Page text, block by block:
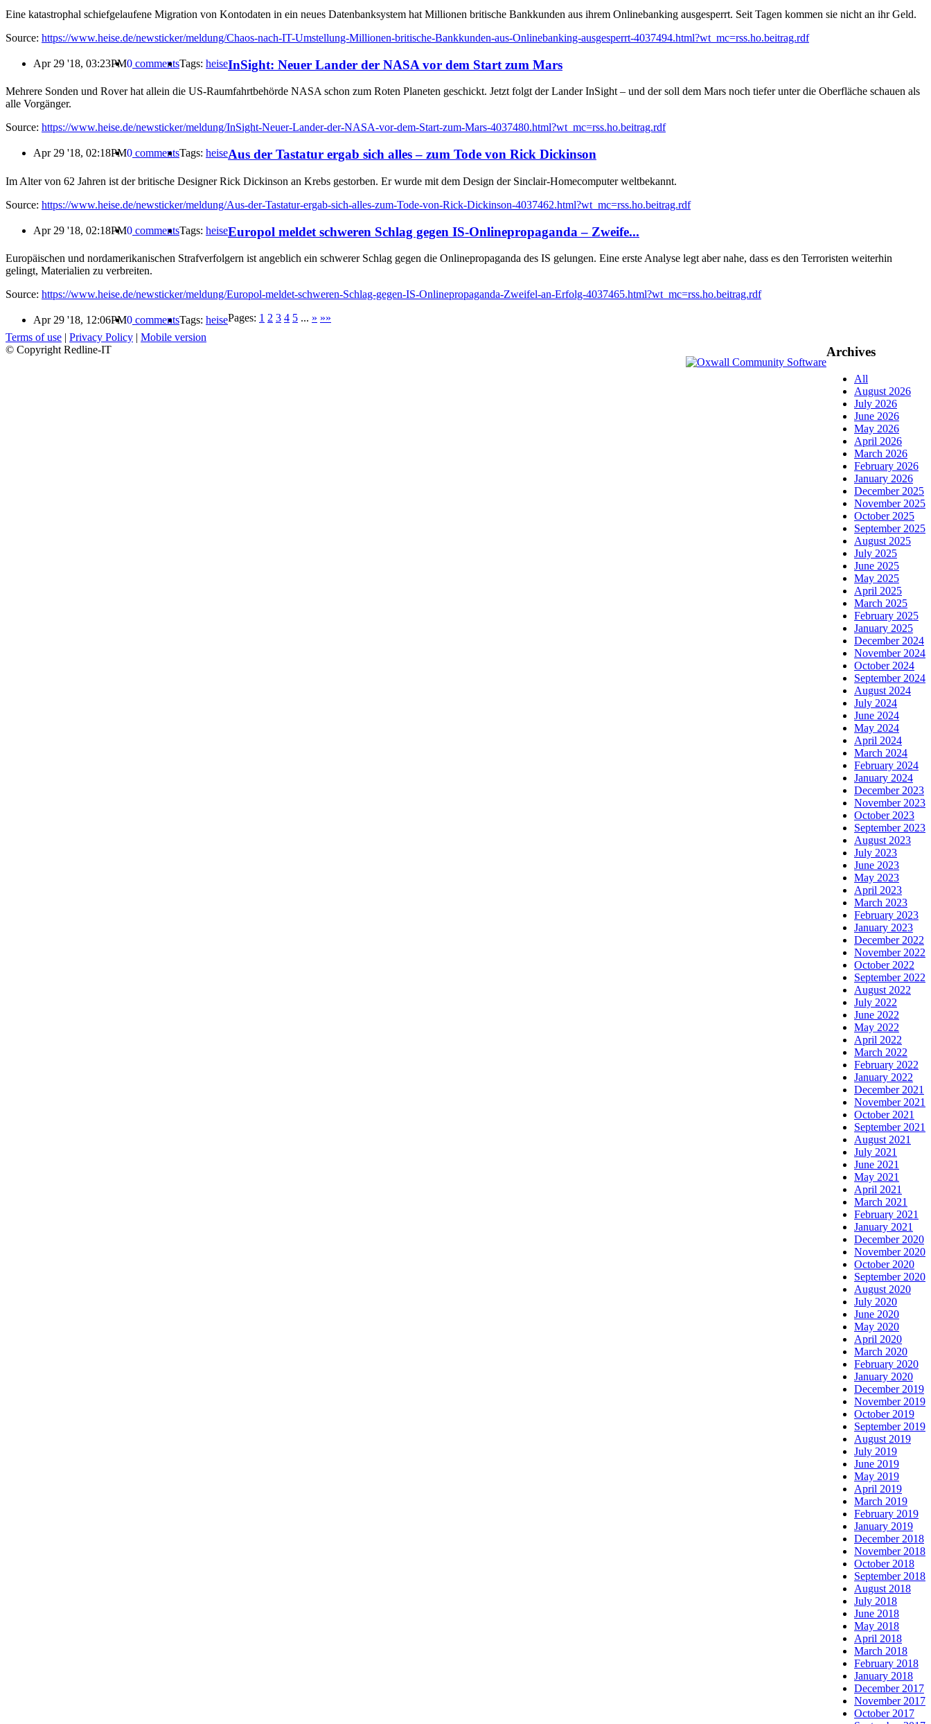
Eine katastrophal schiefgelaufene Migration von Kontodaten in ein neues Datenbanksystem hat Millionen britische Bankkunden aus ihrem Onlinebanking ausgesperrt. Seit Tagen kommen sie nicht an ihr Geld.
Source: https://www.heise.de/newsticker/meldung/Chaos-nach-IT-Umstellung-Millionen-britische-Bankkunden-aus-Onlinebanking-ausgesperrt-4037494.html?wt_mc=rss.ho.beitrag.rdf
Apr 29 '18, 03:23PM0 commentsTags: heiseInSight: Neuer Lander der NASA vor dem Start zum Mars
Mehrere Sonden und Rover hat allein die US-Raumfahrtbehörde NASA schon zum Roten Planeten geschickt. Jetzt folgt der Lander InSight – und der soll dem Mars noch tiefer unter die Oberfläche schauen als
alle Vorgänger.
Source: https://www.heise.de/newsticker/meldung/InSight-Neuer-Lander-der-NASA-vor-dem-Start-zum-Mars-4037480.html?wt_mc=rss.ho.beitrag.rdf
Apr 29 '18, 02:18PM0 commentsTags: heiseAus der Tastatur ergab sich alles – zum Tode von Rick Dickinson
Im Alter von 62 Jahren ist der britische Designer Rick Dickinson an Krebs gestorben. Er wurde mit dem Design der Sinclair-Homecomputer weltbekannt.
Source: https://www.heise.de/newsticker/meldung/Aus-der-Tastatur-ergab-sich-alles-zum-Tode-von-Rick-Dickinson-4037462.html?wt_mc=rss.ho.beitrag.rdf
Apr 29 '18, 02:18PM0 commentsTags: heiseEuropol meldet schweren Schlag gegen IS-Onlinepropaganda – Zweife...
Europäischen und nordamerikanischen Strafverfolgern ist angeblich ein schwerer Schlag gegen die Onlinepropaganda des IS gelungen. Eine erste Analyse legt aber nahe, dass es den Terroristen weiterhin
gelingt, Materialien zu verbreiten.
Source: https://www.heise.de/newsticker/meldung/Europol-meldet-schweren-Schlag-gegen-IS-Onlinepropaganda-Zweifel-an-Erfolg-4037465.html?wt_mc=rss.ho.beitrag.rdf
Apr 29 '18, 12:06PM0 commentsTags: heisePages: 1 2 3 4 5 ... » »»
Archives
All
August 2026
July 2026
June 2026
May 2026
April 2026
March 2026
February 2026
January 2026
December 2025
November 2025
October 2025
September 2025
August 2025
July 2025
June 2025
May 2025
April 2025
March 2025
February 2025
January 2025
December 2024
November 2024
October 2024
September 2024
August 2024
July 2024
June 2024
May 2024
April 2024
March 2024
February 2024
January 2024
December 2023
November 2023
October 2023
September 2023
August 2023
July 2023
June 2023
May 2023
April 2023
March 2023
February 2023
January 2023
December 2022
November 2022
October 2022
September 2022
August 2022
July 2022
June 2022
May 2022
April 2022
March 2022
February 2022
January 2022
December 2021
November 2021
October 2021
September 2021
August 2021
July 2021
June 2021
May 2021
April 2021
March 2021
February 2021
January 2021
December 2020
November 2020
October 2020
September 2020
August 2020
July 2020
June 2020
May 2020
April 2020
March 2020
February 2020
January 2020
December 2019
November 2019
October 2019
September 2019
August 2019
July 2019
June 2019
May 2019
April 2019
March 2019
February 2019
January 2019
December 2018
November 2018
October 2018
September 2018
August 2018
July 2018
June 2018
May 2018
April 2018
March 2018
February 2018
January 2018
December 2017
November 2017
October 2017
Terms of use | Privacy Policy | Mobile version
© Copyright Redline-IT